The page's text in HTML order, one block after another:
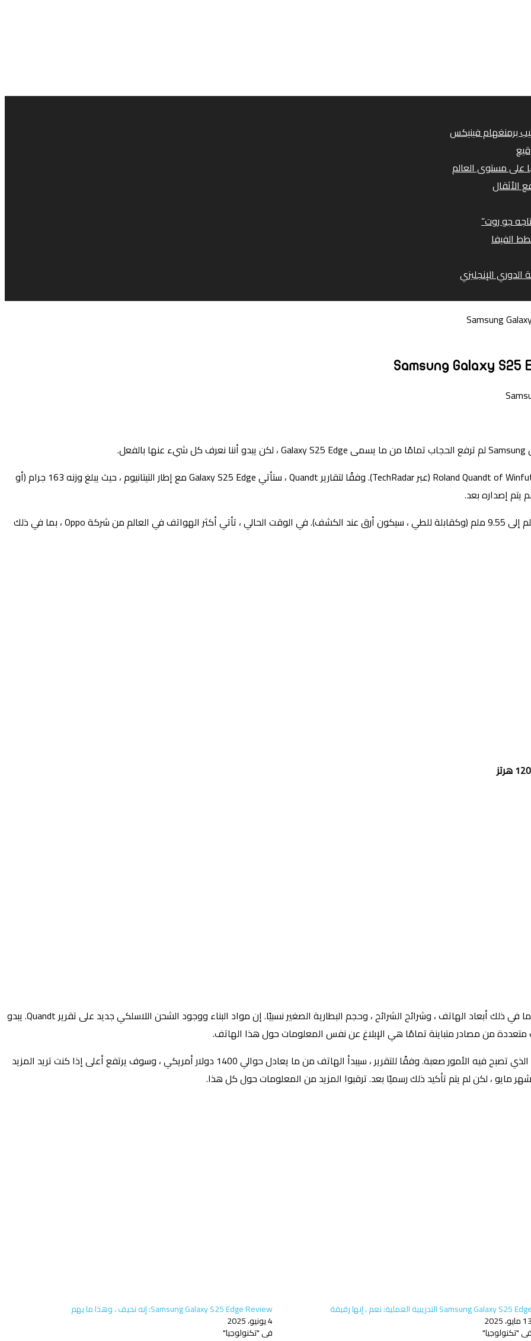
على مستوى العالم
جو روت”
الفيفا
الإنجليزي
هذا بسبب دفق مستمر من التسريبات ، بما في ذلك أحدث هذا من Roland Quandt of Winfuture (عبر TechRadar). وفقًا لتقارير Quandt ، ستأتي Galaxy S25 Edge مع إطار التيتانيوم ، حيث يبلغ وزنه 163 جرام (أو
للمقارنة ، يشاع أن Samsung Galaxy Z Fold7 قادمة تتراوح بين 8.2 ملم إلى 9.55 ملم (وكقابلة للطي ، سيكون أرق عند الكشف). في الوقت الحالي ، تأتي أكثر الهواتف في العالم من شركة Oppo ، بما في ذلك
هناك الكثير من ذلك يصطف مع تسريبات سابقة حول هذا الموضوع ، بما في ذلك أبعاد الهاتف ، وشرائح الشرائح ، وحجم البطارية الصغير نسبيًا. إن مواد البناء ووجود الشحن اللاسلكي جديد على تقرير Quandt. يبدو
متعددة من مصادر متباينة تمامًا هي الإبلاغ عن نفس المعلومات حول هذا الهاتف.
أبلغ Quandt أيضًا عن بعض معلومات التسعير المحتملة ، وهو المكان الذي تصبح فيه الأمور صعبة. وفقًا للتقرير ، سيبدأ الهاتف من ما يعادل حوالي 1400 دولار أمريكي ، وسوف يرتفع أعلى إذا كنت تريد المزيد
Samsung Galaxy S25 Edge التدريبية العملية: نعم ، إنها رقيقة
13 مايو، 2025
في "تكنولوجيا"
Samsung Galaxy S25 Edge Review: إنه نحيف ، وهذا ما يهم
4 يونيو، 2025
في "تكنولوجيا"